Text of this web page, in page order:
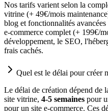
Nos tarifs varient selon la
vitrine (+ 49€/mois
blog et fonctionnalités
e-commerce complet (+ 199€/
développement, le SEO,
frais cachés.
Quel est le délai pour créer
Le délai de création dépend de
site vitrine, 4-5 semaines pour
pour un site e-commerce. Ces